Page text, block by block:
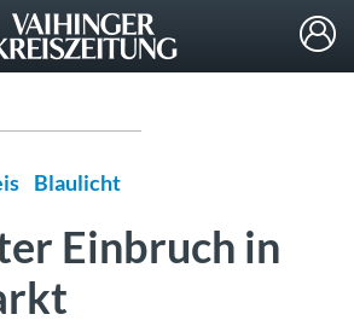
Blaulicht
Einbruch in